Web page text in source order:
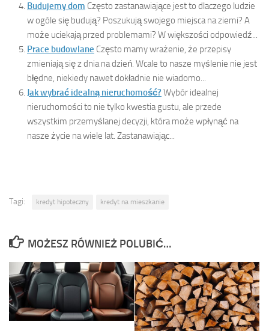
Budujemy dom Często zastanawiające jest to dlaczego ludzie
w ogóle się budują? Poszukują swojego miejsca na ziemi? A
może uciekają przed problemami? W większości odpowiedź...
Prace budowlane Często mamy wrażenie, że przepisy
zmieniają się z dnia na dzień. Wcale to nasze myślenie nie jest
błędne, niekiedy nawet dokładnie nie wiadomo...
Jak wybrać idealną nieruchomość? Wybór idealnej
nieruchomości to nie tylko kwestia gustu, ale przede
wszystkim przemyślanej decyzji, która może wpłynąć na
nasze życie na wiele lat. Zastanawiając...
Tagi: kredyt hipoteczny kredyt na mieszkanie
MOŻESZ RÓWNIEŻ POLUBIĆ…